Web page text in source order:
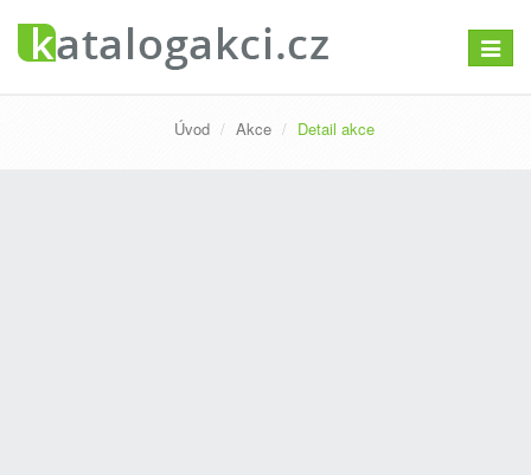
Úvod Akce Detail akce